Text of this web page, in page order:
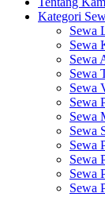
Kategori
Sewa
Sewa
Sewa
Sewa
Sewa
Sewa
Sewa
Sewa
Sewa
Sewa
Sewa
Sewa